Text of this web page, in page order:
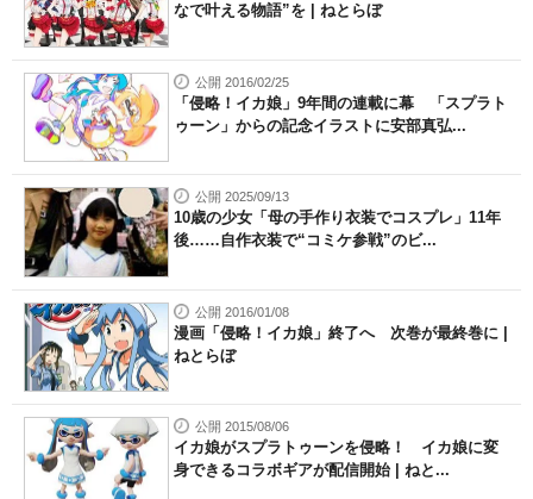
なで叶える物語”を | ねとらぼ
公開 2016/02/25
「侵略！イカ娘」9年間の連載に幕 「スプラト
ゥーン」からの記念イラストに安部真弘...
公開 2025/09/13
10歳の少女「母の手作り衣装でコスプレ」11年
後……自作衣装で“コミケ参戦”のビ...
公開 2016/01/08
漫画「侵略！イカ娘」終了へ 次巻が最終巻に |
ねとらぼ
公開 2015/08/06
イカ娘がスプラトゥーンを侵略！ イカ娘に変
身できるコラボギアが配信開始 | ねと...